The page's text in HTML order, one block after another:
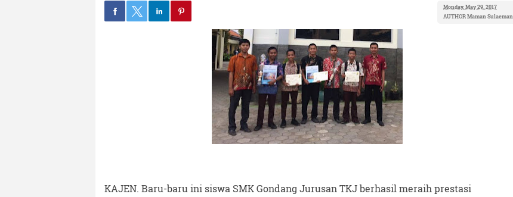
Monday, May 29, 2017
AUTHORMaman Sulaeman
KAJEN. Baru-baru ini siswa SMK Gondang Jurusan TKJ berhasil meraih prestasi